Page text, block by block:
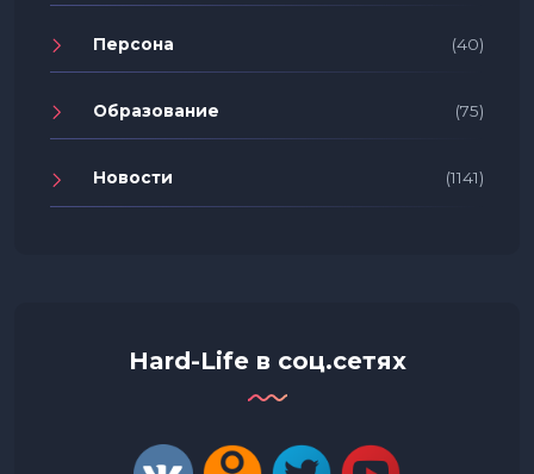
Персона (40)
Образование (75)
Новости (1141)
Hard-Life в соц.сетях